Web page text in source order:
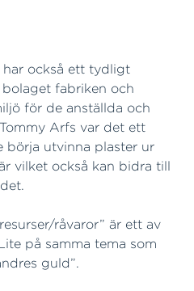
också ett tydligt
fabriken och
för de anställda och
Arfs var det ett
börja utvinna plaster ur
vilket också kan bidra till
råvaror” är ett av
på samma tema som
guld”.